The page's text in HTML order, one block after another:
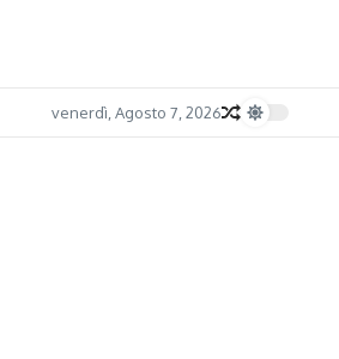
venerdì, Agosto 7, 2026